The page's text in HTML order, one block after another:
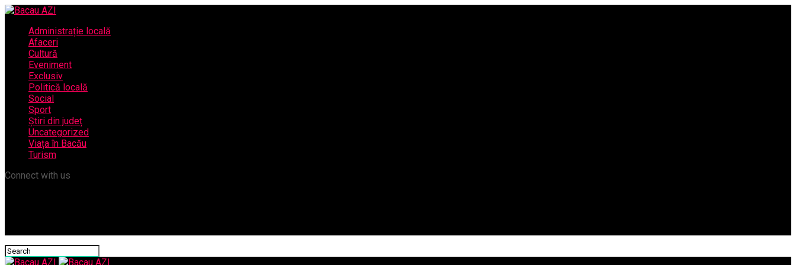
Administrație locală
Afaceri
Cultură
Eveniment
Exclusiv
Politică locală
Social
Sport
Știri din județ
Uncategorized
Viața în Bacău
Turism
Connect with us